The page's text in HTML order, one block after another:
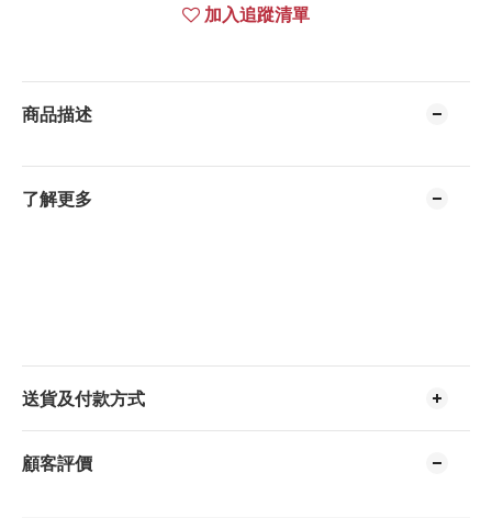
加入追蹤清單
商品描述
了解更多
送貨及付款方式
顧客評價